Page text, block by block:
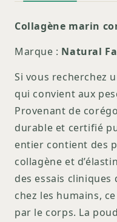
Collagène marin
Marque : Natural
Si vous recherchez
qui convient aux
Provenant de
durable et certifié
entier contient des
collagène et
des essais
chez les humains,
par le corps. La